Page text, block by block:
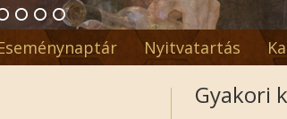
Nyitvatartás
Gyakori